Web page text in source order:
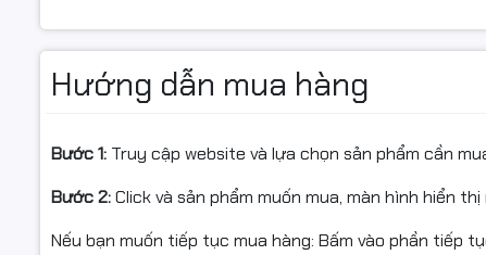
🖨️ Máy in tương thích
Hướng dẫn mua hàng
Bước 1: Truy cập website và lựa chọn sản phẩm cần
Bước 2:Click và sản phẩm muốn mua, màn hình hiển
Nếu bạn muốn tiếp tục mua hàng: Bấm vào phần tiếp
thiếu phụ